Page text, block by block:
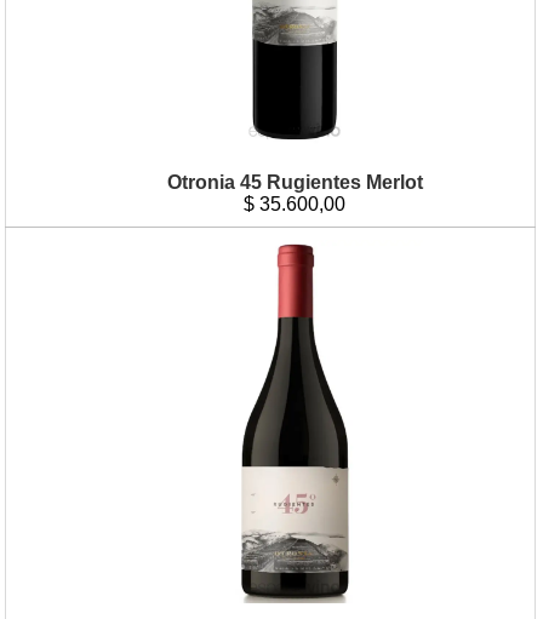
Otronia 45 Rugientes Merlot
$ 35.600,00